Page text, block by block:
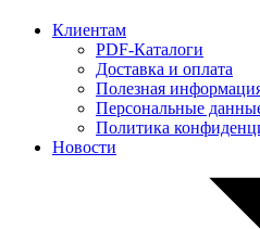
Клиентам
PDF-Каталоги
Доставка и оплата
Полезная
Персональные
Политика
Новости